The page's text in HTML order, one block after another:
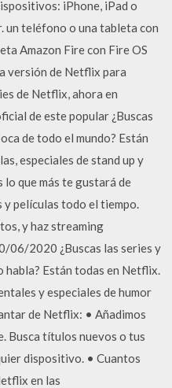
iPhone, iPad o
un teléfono o una tableta con
Amazon Fire con Fire OS
versión de Netflix para
de Netflix, ahora en
de este popular ¿Buscas
de todo el mundo? Están
especiales de stand up y
lo que más te gustará de
películas todo el tiempo.
y haz streaming
06/2020 ¿Buscas las series y
habla? Están todas en Netflix.
y especiales de humor
de Netflix: • Añadimos
Busca títulos nuevos o tus
dispositivo. • Cuantos
en las